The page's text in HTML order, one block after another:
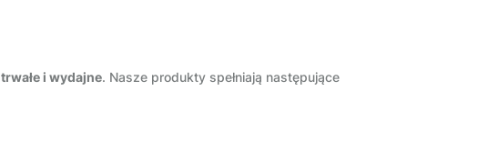
trwałe i wydajne. Nasze produkty spełniają następujące